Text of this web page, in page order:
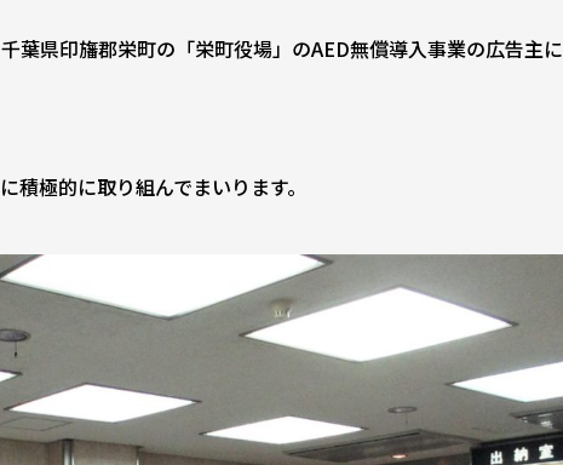
葉県印旛郡栄町の「栄町役場」のAED無償導入事業の広告主に
極的に取り組んでまいります。